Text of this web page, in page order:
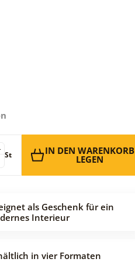
St IN DEN WARENKORB
LEGEN
als Geschenk für ein
Interieur
in vier Formaten